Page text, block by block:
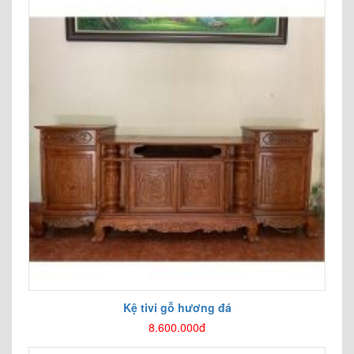
Kệ tivi gỗ hương đá
8.600.000đ